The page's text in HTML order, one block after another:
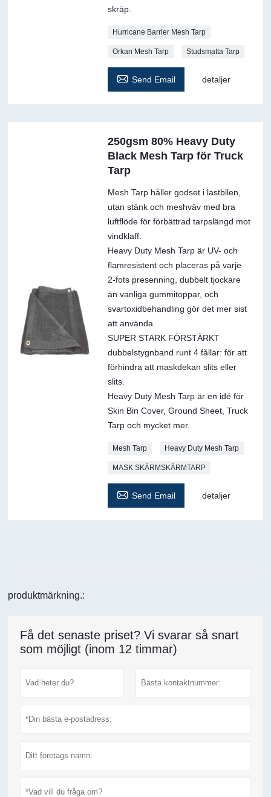
skräp.
Hurricane Barrier Mesh Tarp
Orkan Mesh Tarp Studsmatta Tarp
 Send Email detaljer
250gsm 80% Heavy Duty
Black Mesh Tarp för Truck
Tarp
Mesh Tarp håller godset i lastbilen,
utan stänk och meshväv med bra
luftflöde för förbättrad tarpslängd mot
vindklaff.
Heavy Duty Mesh Tarp är UV- och
flamresistent och placeras på varje
2-fots presenning, dubbelt tjockare
än vanliga gummitoppar, och
svartoxidbehandling gör det mer sist
att använda.
SUPER STARK FÖRSTÄRKT
dubbelstygnband runt 4 fållar: för att
förhindra att maskdekan slits eller
slits.
Heavy Duty Mesh Tarp är en idé för
Skin Bin Cover, Ground Sheet, Truck
Tarp och mycket mer.
Mesh Tarp Heavy Duty Mesh Tarp
MASK SKÄRMSKÄRMTARP
 Send Email detaljer
produktmärkning.:
Få det senaste priset? Vi svarar så snart
som möjligt (inom 12 timmar)